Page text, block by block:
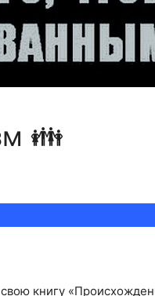
👪
книгу